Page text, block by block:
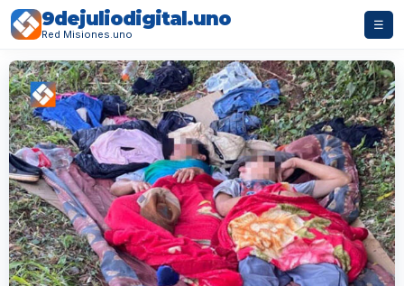
9dejuliodigital.uno
Red Misiones.uno
☰